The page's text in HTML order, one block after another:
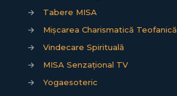
→
Tabere MISA
→
Mișcarea Charismatică Teofanică
→
Vindecare Spirituală
→
MISA Senzațional TV
→
Yogaesoteric